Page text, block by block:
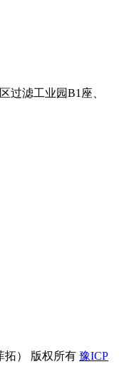
过滤工业园B1座、
拓） 版权所有 豫ICP